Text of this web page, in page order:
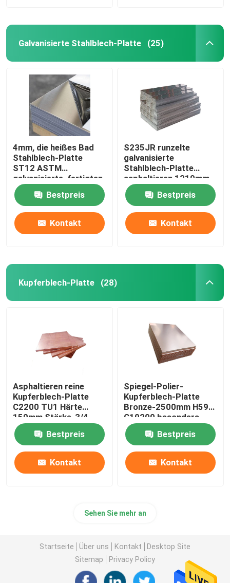
Galvanisierte Stahlblech-Platte (25)
4mm, die heißes Bad
Stahlblech-Platte
ST12 ASTM
galvanisierte, fertigten
besonders an
Bestpreis
Kontakt
S235JR runzelte
galvanisierte
Stahlblech-Platte
asphaltieren 1219mm
GB ST137
Bestpreis
Kontakt
Kupferblech-Platte (28)
Asphaltieren reine
Kupferblech-Platte
C2200 TU1 Härte
150mm Stärke-3/4
Bestpreis
Kontakt
Spiegel-Polier-
Kupferblech-Platte
Bronze-2500mm H59
C10200 besonders
angefertigt
Bestpreis
Kontakt
Sehen Sie mehr an
Startseite Über uns Kontakt
Desktop Site
Sitemap
Privacy Policy